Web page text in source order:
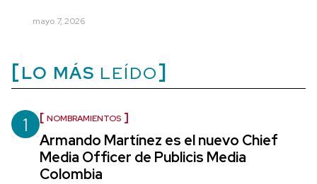
mayo 7, 2026
LO MÁS LEÍDO
1 NOMBRAMIENTOS
Armando Martínez es el nuevo Chief
Media Officer de Publicis Media
Colombia